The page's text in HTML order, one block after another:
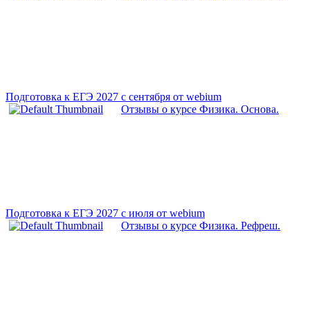
Подготовка к ЕГЭ 2027 с сентября от webium
Отзывы о курсе Физика. Основа.
Подготовка к ЕГЭ 2027 с июля от webium
Отзывы о курсе Физика. Рефреш.